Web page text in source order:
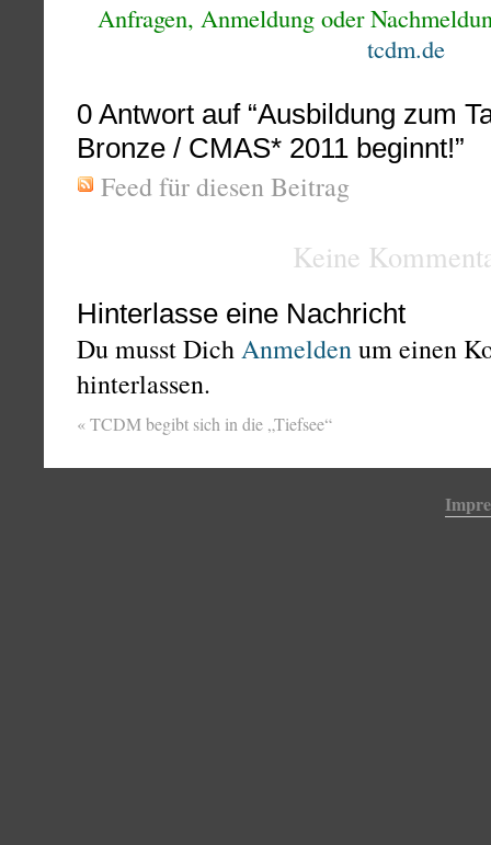
Anfragen, Anmeldung oder
tcdm.de
0 Antwort auf “Ausbildung zum
Bronze / CMAS* 2011 beginnt!”
Feed für diesen Beitrag
Keine
Hinterlasse eine Nachricht
Du musst DichAnmeldenum einen
hinterlassen.
«TCDM begibt sich in die „Tiefsee“